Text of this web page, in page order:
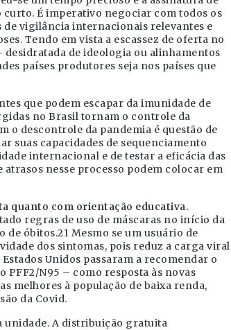
É imperativo negociar com todos os
de vigilância internacionais relevantes e
Tendo em vista a escassez de oferta no
de ideologia ou alinhamentos
países produtores seja nos países que
que podem escapar da imunidade de
no Brasil tornam o controle da
o descontrole da pandemia é questão de
suas capacidades de sequenciamento
internacional e de testar a eficácia das
nesse processo podem colocar em
quanto com orientação educativa.
regras de uso de máscaras no início da
óbitos.21 Mesmo se um usuário de
dos sintomas, pois reduz a carga viral
Unidos passaram a recomendar o
PFF2/N95 – como resposta às novas
melhores à população de baixa renda,
da Covid.
unidade. A distribuição gratuita